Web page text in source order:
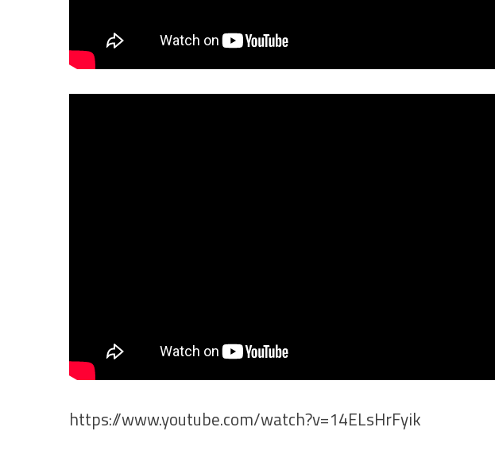
https://www.youtube.com/watch?v=14ELsHrFyik